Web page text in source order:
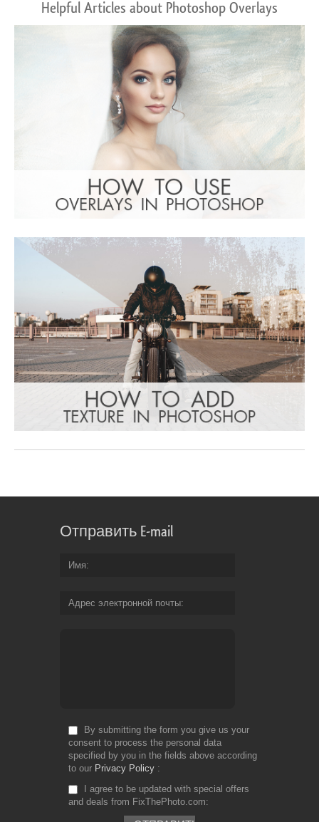
Helpful Articles about Photoshop Overlays
Отправить E-mail
Имя
Адрес электронной почты
By submitting the form you give us your
consent to process the personal data
specified by you in the fields above according
to our Privacy Policy
I agree to be updated with special offers
and deals from FixThePhoto.com